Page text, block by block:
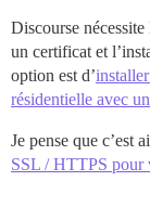
Discourse
un certificat et
option est d’
résidentielle avec
Je pense que c’est
SSL / HTTPS pour